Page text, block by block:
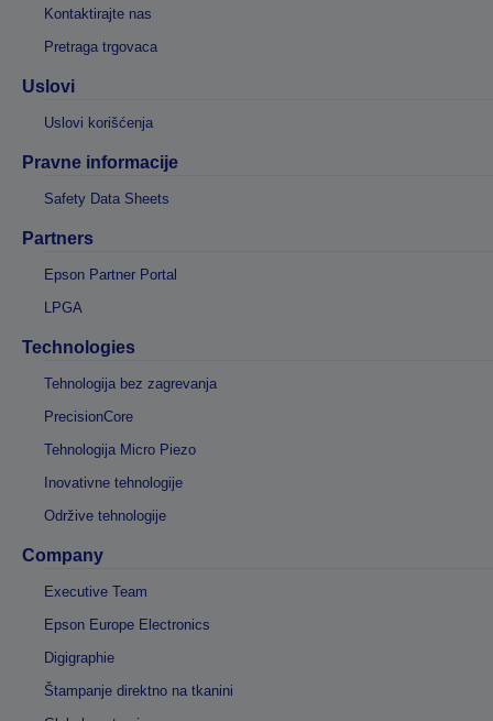
Kontaktirajte nas
Pretraga trgovaca
Uslovi
Uslovi korišćenja
Pravne informacije
Safety Data Sheets
Partners
Epson Partner Portal
LPGA
Technologies
Tehnologija bez zagrevanja
PrecisionCore
Tehnologija Micro Piezo
Inovativne tehnologije
Održive tehnologije
Company
Executive Team
Epson Europe Electronics
Digigraphie
Štampanje direktno na tkanini